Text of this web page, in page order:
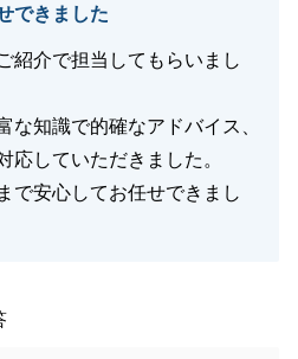
できました
紹介で担当してもらいまし
な知識で的確なアドバイス、
応していただきました。
で安心してお任せできまし